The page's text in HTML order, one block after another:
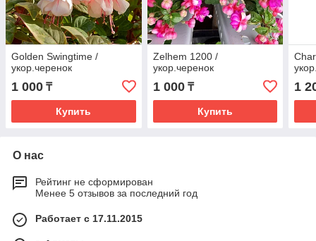
Golden Swingtime /
укор.черенок
1 000 ₸
Купить
Zelhem 1200 /
укор.черенок
1 000₸
Купить
1
О нас
Рейтинг не сформирован
Менее 5 отзывов за последний год
Работает с 17.11.2015